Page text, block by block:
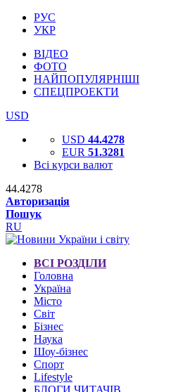
РУС
УКР
ВІДЕО
ФОТО
НАЙПОПУЛЯРНІШІ
СПЕЦПРОЕКТИ
USD
USD 44.4278
EUR 51.3281
Всі курси валют
44.4278
Авторизація
Пошук
RU
ВСІ РОЗДІЛИ
Головна
Україна
Місто
Світ
Бізнес
Наука
Шоу-бізнес
Спорт
Lifestyle
БЛОГИ ЧИТАЧІВ